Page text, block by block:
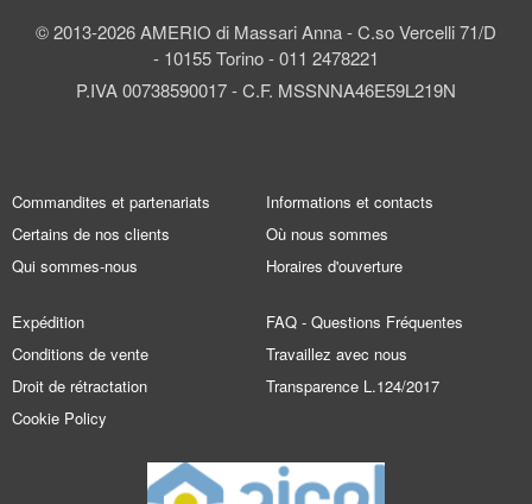
© 2013-2026 AMERIO di Massari Anna - C.so Vercelli 71/D
- 10155 Torino - 011 2478221
P.IVA 00738590017 - C.F. MSSNNA46E59L219N
Commandites et partenariats
Certains de nos clients
Qui sommes-nous
Informations et contacts
Où nous sommes
Horaires d'ouverture
Expédition
Conditions de vente
Droit de rétractation
Cookie Policy
FAQ - Questions Fréquentes
Travaillez avec nous
Transparence L.124/2017